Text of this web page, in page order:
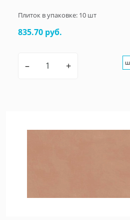
Плиток в упаковке: 10 шт
835.70 руб.
– +